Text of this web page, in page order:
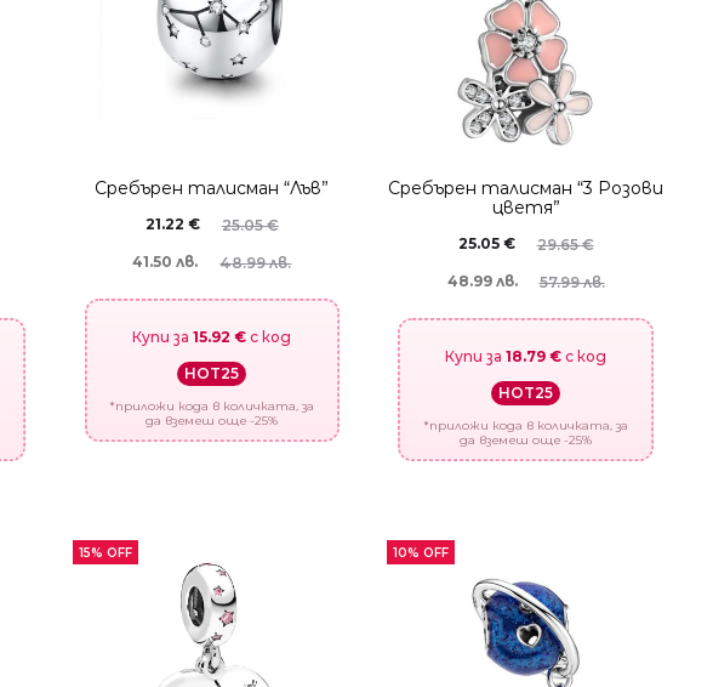
Сребърен талисман “Лъв”
25.05€
21.22 €
48.99 лв.
41.50 лв.
Купи за15.92 € с код
HOT25
*приложи кода в количката, за
да вземеш още -25%
Сребърен талисман “3 Розови
цветя”
29.65€
25.05 €
57.99 лв.
48.99 лв.
Купи за18.79 € с код
HOT25
*приложи кода в количката, за
да вземеш още -25%
15% OFF 10% OFF